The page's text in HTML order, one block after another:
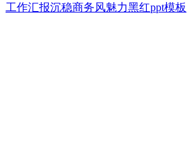
工作汇报沉稳商务风魅力黑红ppt模板